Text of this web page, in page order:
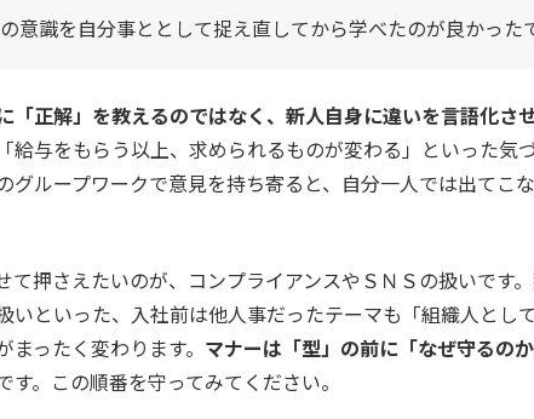
意識を自分事ととして捉え直してから学べたのが良かった
「正解」を教えるのではなく、新人自身に違いを言語化さ
給与をもらう以上、求められるものが変わる」といった気
グループワークで意見を持ち寄ると、自分一人では出てこ
て押さえたいのが、コンプライアンスやＳＮＳの扱いです
いといった、入社前は他人事だったテーマも「組織人とし
ったく変わります。 マナーは「型」の前に「なぜ守るの
す。この順番を守ってみてください。